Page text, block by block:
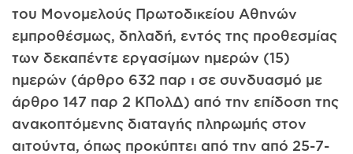
του Μονομελούς Πρωτοδικείου Αθηνών
εμπροθέσμως, δηλαδή, εντός της προθεσμίας
των δεκαπέντε εργασίμων ημερών (15)
ημερών (άρθρο 632 παρ ι σε συνδυασμό με
άρθρο 147 παρ 2 ΚΠολΔ) από την επίδοση της
ανακοπτόμενης διαταγής πληρωμής στον
αιτούντα, όπως προκύπτει από την από 25-7-